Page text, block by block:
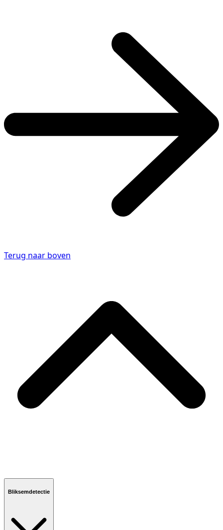
Terug naar boven
Bliksemdetectie